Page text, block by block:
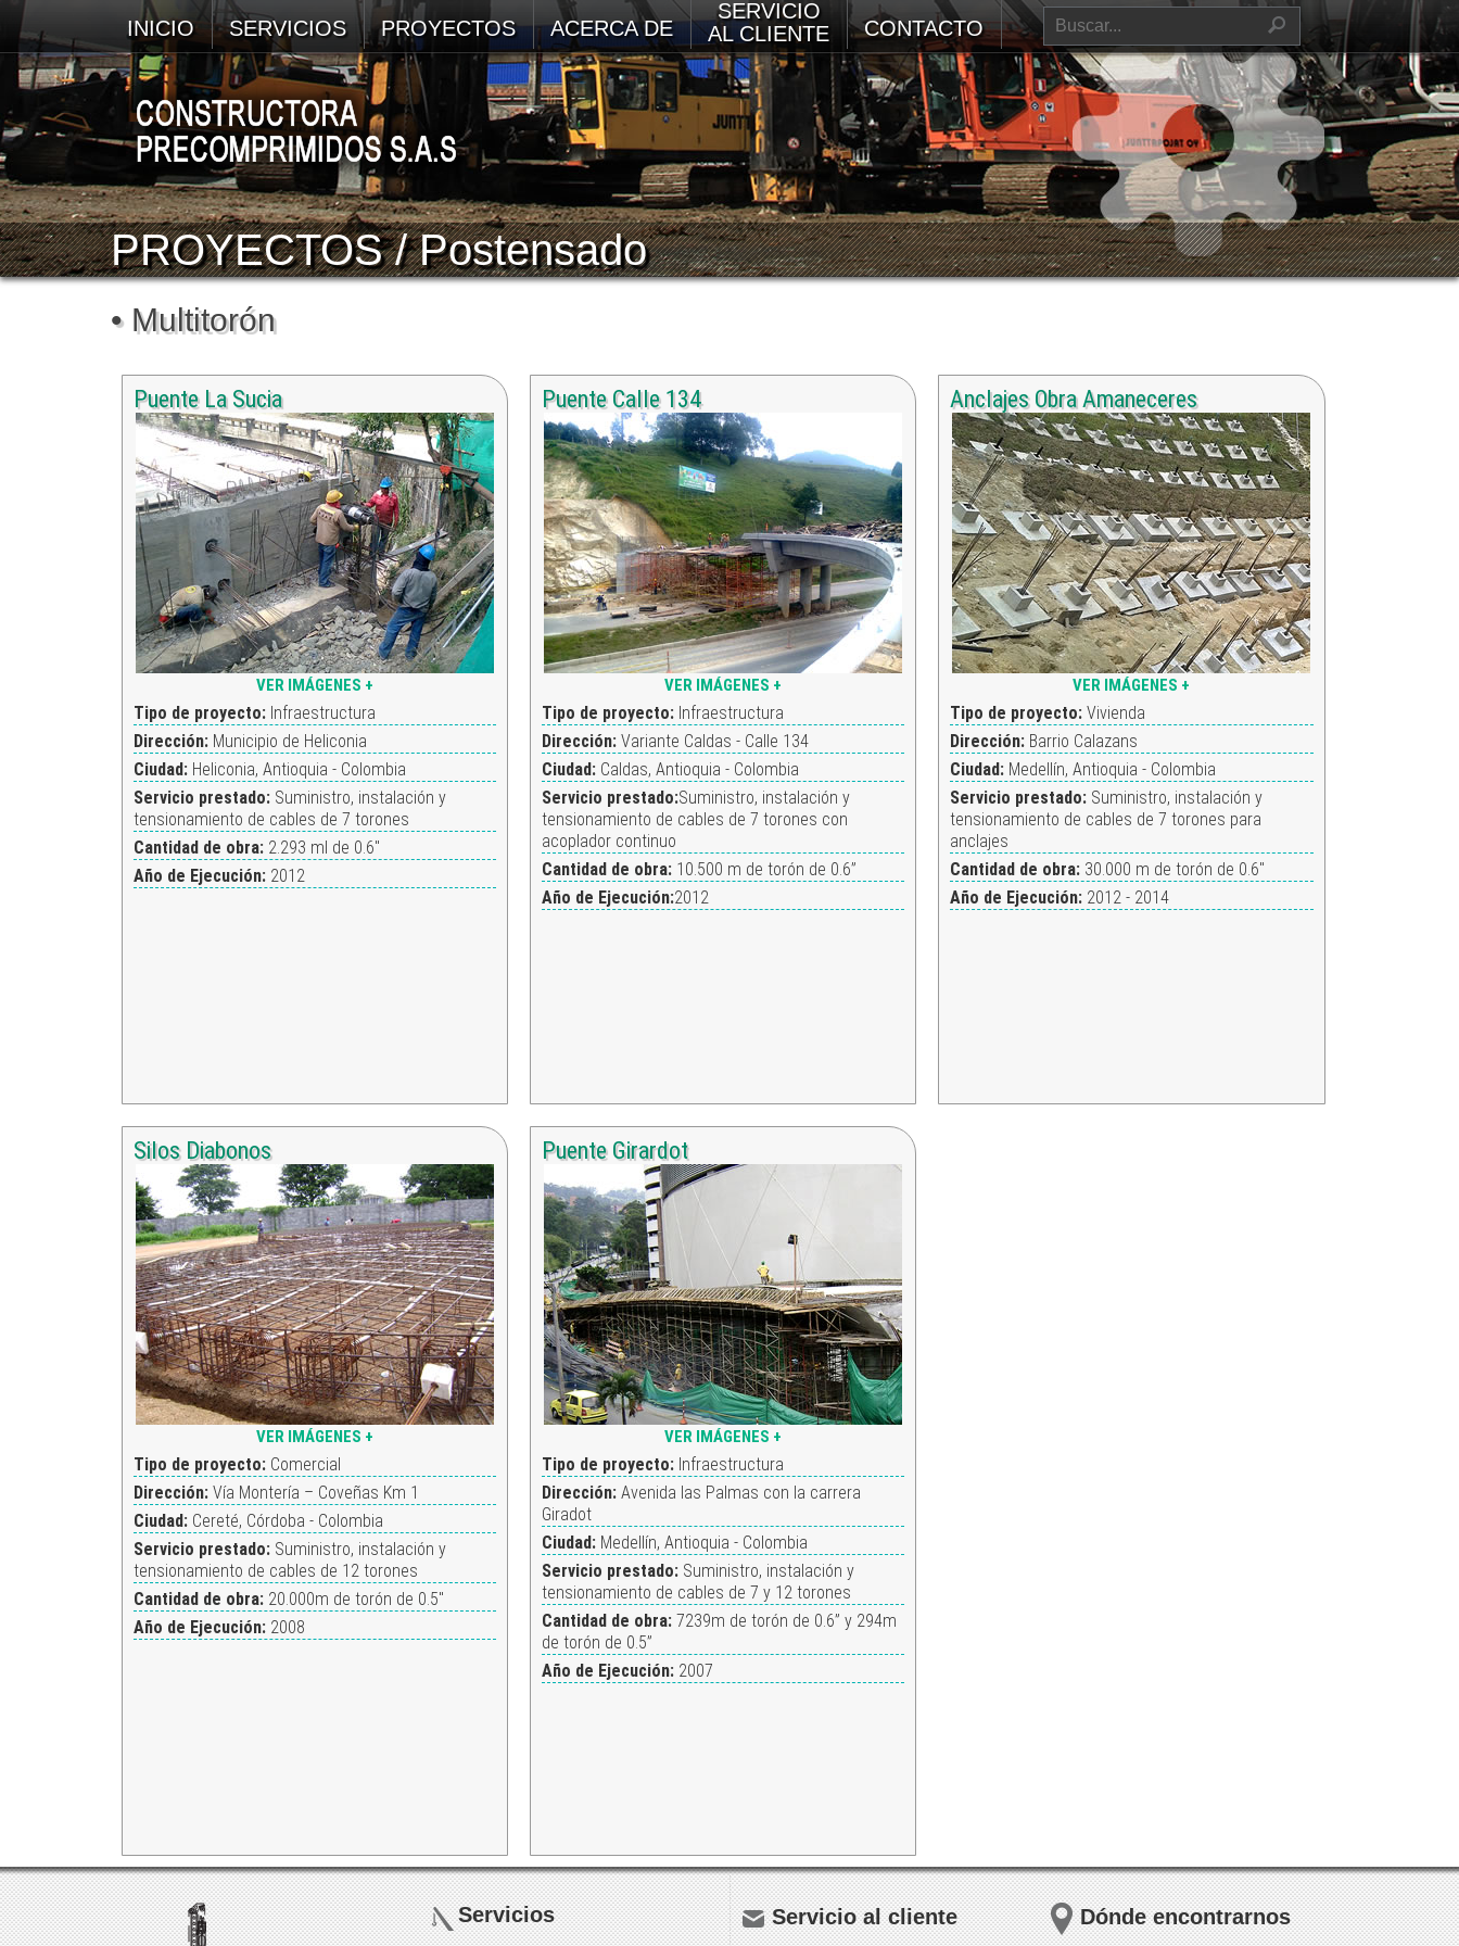
INICIO SERVICIOS PROYECTOS ACERCA DE
SERVICIO
AL CLIENTE
CONTACTO
PROYECTOS / Postensado
• Multitorón
Puente La Sucia
VER IMÁGENES +
Tipo de proyecto: Infraestructura
Dirección: Municipio de Heliconia
Ciudad: Heliconia, Antioquia - Colombia
Servicio prestado: Suministro, instalación y
tensionamiento de cables de 7 torones
Cantidad de obra: 2.293 ml de 0.6"
Año de Ejecución: 2012
Puente Calle 134
VER IMÁGENES +
Tipo de proyecto: Infraestructura
Dirección: Variante Caldas - Calle 134
Ciudad: Caldas, Antioquia - Colombia
Servicio prestado:Suministro, instalación y
tensionamiento de cables de 7 torones con
acoplador continuo
Cantidad de obra: 10.500 m de torón de 0.6”
Año de Ejecución:2012
Anclajes Obra Amaneceres
VER IMÁGENES +
Tipo de proyecto: Vivienda
Dirección: Barrio Calazans
Ciudad: Medellín, Antioquia - Colombia
Servicio prestado: Suministro, instalación y
tensionamiento de cables de 7 torones para
anclajes
Cantidad de obra: 30.000 m de torón de 0.6"
Año de Ejecución: 2012 - 2014
Silos Diabonos
VER IMÁGENES +
Tipo de proyecto: Comercial
Dirección: Vía Montería – Coveñas Km 1
Ciudad: Cereté, Córdoba - Colombia
Servicio prestado: Suministro, instalación y
tensionamiento de cables de 12 torones
Cantidad de obra: 20.000m de torón de 0.5"
Año de Ejecución: 2008
Puente Girardot
VER IMÁGENES +
Tipo de proyecto: Infraestructura
Dirección: Avenida las Palmas con la carrera
Giradot
Ciudad: Medellín, Antioquia - Colombia
Servicio prestado: Suministro, instalación y
tensionamiento de cables de 7 y 12 torones
Cantidad de obra: 7239m de torón de 0.6” y 294m
de torón de 0.5”
Año de Ejecución: 2007
Servicios Servicio al cliente Dónde encontrarnos